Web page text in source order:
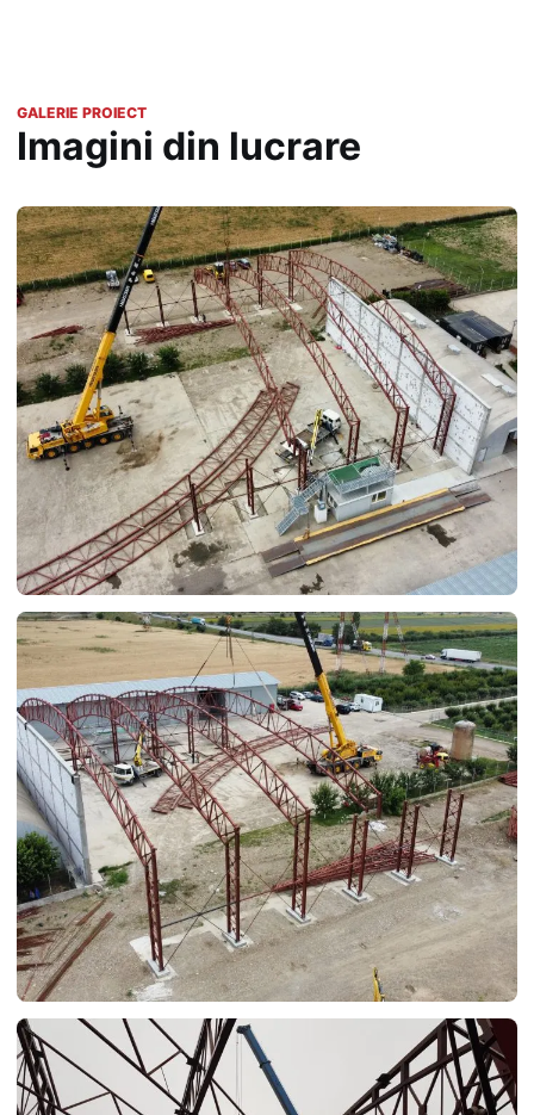
GALERIE PROIECT
Imagini din lucrare